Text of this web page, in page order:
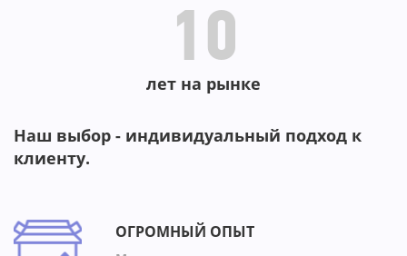
10
лет на рынке
Наш выбор - индивидуальный подход к
клиенту.
ОГРОМНЫЙ ОПЫТ